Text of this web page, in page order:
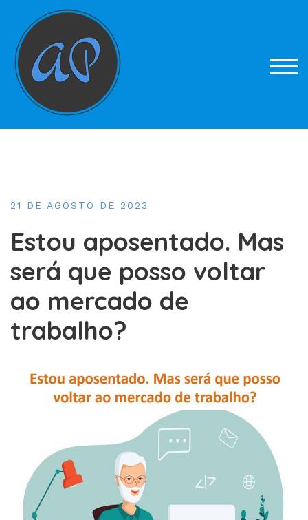
content
21 DE AGOSTO DE 2023
Estou aposentado. Mas
será que posso voltar
ao mercado de
trabalho?